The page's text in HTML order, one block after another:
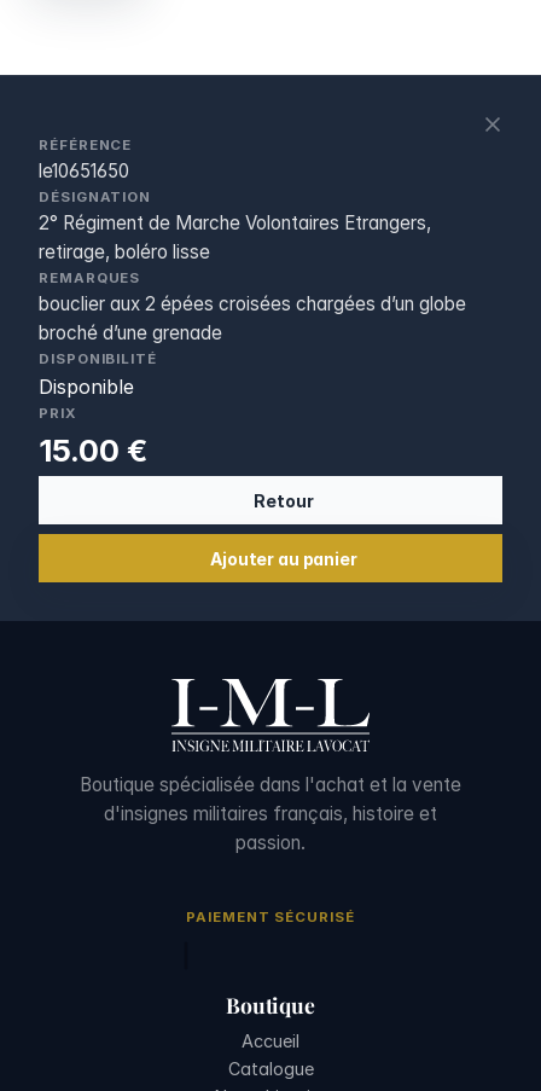
RÉFÉRENCE
le10651650
DÉSIGNATION
2° Régiment de Marche Volontaires Etrangers,
retirage, boléro lisse
REMARQUES
bouclier aux 2 épées croisées chargées d’un globe
broché d’une grenade
DISPONIBILITÉ
Disponible
PRIX
15.00 €
Retour
Ajouter au panier
Boutique spécialisée dans l'achat et la vente
d'insignes militaires français, histoire et
passion.
PAIEMENT SÉCURISÉ
Boutique
Accueil
Catalogue